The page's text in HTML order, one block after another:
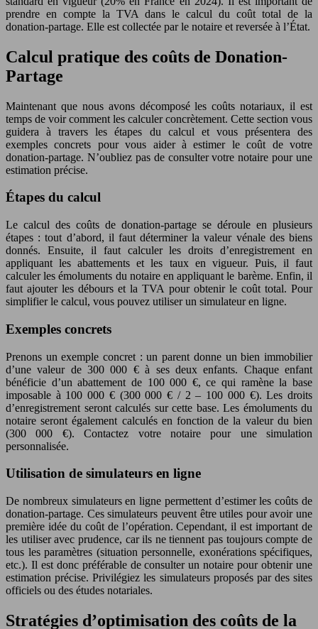
prendre en compte la TVA dans le calcul du coût total de la
donation-partage. Elle est collectée par le notaire et reversée à l’État.
Calcul pratique des coûts de Donation-
Partage
Maintenant que nous avons décomposé les coûts notariaux, il est
temps de voir comment les calculer concrètement. Cette section vous
guidera à travers les étapes du calcul et vous présentera des
exemples concrets pour vous aider à estimer le coût de votre
donation-partage. N’oubliez pas de consulter votre notaire pour une
estimation précise.
Étapes du calcul
Le calcul des coûts de donation-partage se déroule en plusieurs
étapes : tout d’abord, il faut déterminer la valeur vénale des biens
donnés. Ensuite, il faut calculer les droits d’enregistrement en
appliquant les abattements et les taux en vigueur. Puis, il faut
calculer les émoluments du notaire en appliquant le barème. Enfin, il
faut ajouter les débours et la TVA pour obtenir le coût total. Pour
simplifier le calcul, vous pouvez utiliser un simulateur en ligne.
Exemples concrets
Prenons un exemple concret : un parent donne un bien immobilier
d’une valeur de 300 000 € à ses deux enfants. Chaque enfant
bénéficie d’un abattement de 100 000 €, ce qui ramène la base
imposable à 100 000 € (300 000 € / 2 – 100 000 €). Les droits
d’enregistrement seront calculés sur cette base. Les émoluments du
notaire seront également calculés en fonction de la valeur du bien
(300 000 €). Contactez votre notaire pour une simulation
personnalisée.
Utilisation de simulateurs en ligne
De nombreux simulateurs en ligne permettent d’estimer les coûts de
donation-partage. Ces simulateurs peuvent être utiles pour avoir une
première idée du coût de l’opération. Cependant, il est important de
les utiliser avec prudence, car ils ne tiennent pas toujours compte de
tous les paramètres (situation personnelle, exonérations spécifiques,
etc.). Il est donc préférable de consulter un notaire pour obtenir une
estimation précise. Privilégiez les simulateurs proposés par des sites
officiels ou des études notariales.
Stratégies d’optimisation des coûts de la